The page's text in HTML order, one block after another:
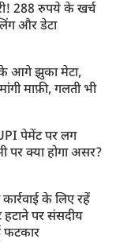
288 रुपये के खर्च
और डेटा
के आगे झुका मेटा,
माफ़ी, गलती भी
पेमेंट पर लग
क्या होगा असर?
के लिए रहें
हटाने पर संसदीय
फटकार